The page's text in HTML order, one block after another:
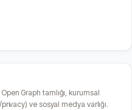
Graph tamlığı, kurumsal
ve sosyal medya varlığı.